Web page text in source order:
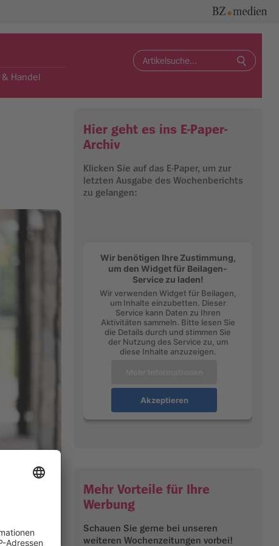
Handel
Search
for:
Hier geht es ins E-Paper-
Archiv
Klicken Sie auf das E-Paper, um zur
letzten Ausgabe des Wochenberichts
zu gelangen:
Wir benötigen Ihre Zustimmung,
um den Widget für Beilagen-
Service zu laden!
Wir verwenden Widget für Beilagen,
um Inhalte einzubetten. Dieser
Service kann Daten zu Ihren
Aktivitäten sammeln. Bitte lesen Sie
die Details durch und stimmen Sie
der Nutzung des Service zu, um
diese Inhalte anzuzeigen.
Akzeptieren
Mehr Vorteile für Ihre
Werbung
Schauen Sie gerne bei unseren
weiteren Wochenzeitungen vorbei!